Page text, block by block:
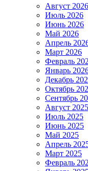
Август 2026
Июль 2026
Июнь 2026
Май 2026
Апрель
Март 2026
Февраль
Январь
Декабрь
Октябрь
Сентябрь
Август 2025
Июль 2025
Июнь 2025
Май 2025
Апрель
Март 2025
Февраль